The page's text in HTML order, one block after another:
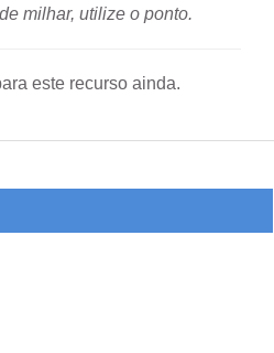
milhar, utilize o ponto.
este recurso ainda.